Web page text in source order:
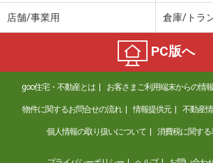
富山県富山市中島２
6万円
住 所
富山県富山市中島２
専有面積 23.72m²
間取り
1K
富山県富山市五福
店舗/事業用 倉庫/トラ
PC版へ
goo住宅・不動産とは お客さまご利用端末からの情
物件に関するお問合せの流れ 情報提供元 不動産
個人情報の取り扱いについて 消費税に関す